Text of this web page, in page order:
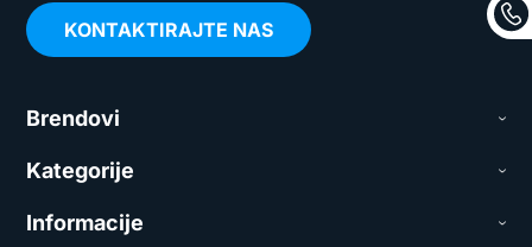
KONTAKTIRAJTE NAS
Brendovi
Kategorije
Informacije